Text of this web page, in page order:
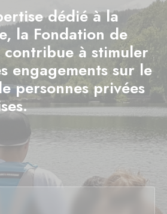
dédié à la
la Fondation de
à stimuler
engagements sur le
personnes privées